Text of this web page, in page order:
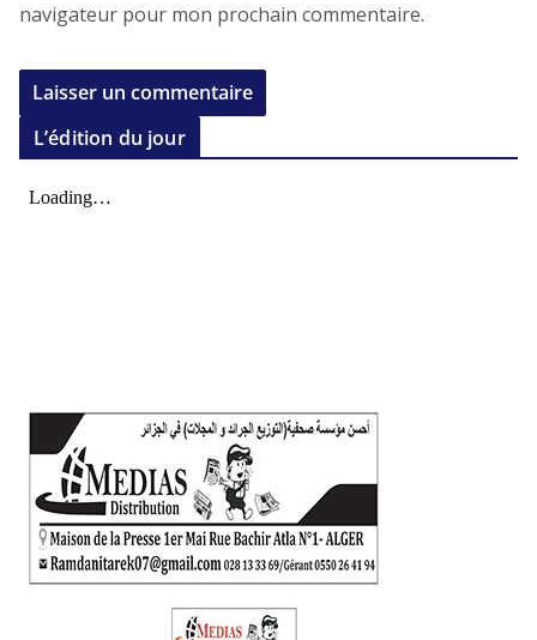
navigateur pour mon prochain commentaire.
L’édition du jour